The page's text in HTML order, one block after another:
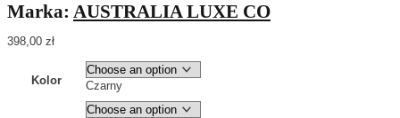
Marka: AUSTRALIA LUXE CO
398,00 zł
Kolor Czarny